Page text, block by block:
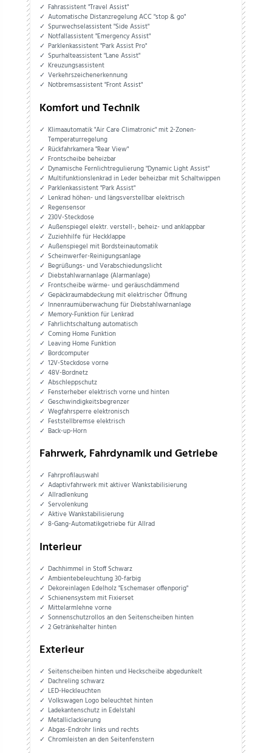
Fahrassistent "Travel Assist"
Automatische Distanzregelung ACC "stop & go"
Spurwechselassistent "Side Assist"
Notfallassistent "Emergency Assist"
Parklenkassistent "Park Assist Pro"
Spurhalteassistent "Lane Assist"
Kreuzungsassistent
Verkehrszeichenerkennung
Notbremsassistent "Front Assist"
Komfort und Technik
Klimaautomatik "Air Care Climatronic" mit 2-Zonen-
Temperaturregelung
Rückfahrkamera "Rear View"
Frontscheibe beheizbar
Dynamische Fernlichtregulierung "Dynamic Light Assist"
Multifunktionslenkrad in Leder beheizbar mit Schaltwippen
Parklenkassistent "Park Assist"
Lenkrad höhen- und längsverstellbar elektrisch
Regensensor
230V-Steckdose
Außenspiegel elektr. verstell-, beheiz- und anklappbar
Zuziehhilfe für Heckklappe
Außenspiegel mit Bordsteinautomatik
Scheinwerfer-Reinigungsanlage
Begrüßungs- und Verabschiedungslicht
Diebstahlwarnanlage (Alarmanlage)
Frontscheibe wärme- und geräuschdämmend
Gepäckraumabdeckung mit elektrischer Öffnung
Innenraumüberwachung für Diebstahlwarnanlage
Memory-Funktion für Lenkrad
Fahrlichtschaltung automatisch
Coming Home Funktion
Leaving Home Funktion
Bordcomputer
12V-Steckdose vorne
48V-Bordnetz
Abschleppschutz
Fensterheber elektrisch vorne und hinten
Geschwindigkeitsbegrenzer
Wegfahrsperre elektronisch
Feststellbremse elektrisch
Back-up-Horn
Fahrwerk, Fahrdynamik und Getriebe
Fahrprofilauswahl
Adaptivfahrwerk mit aktiver Wankstabilisierung
Allradlenkung
Servolenkung
Aktive Wankstabilisierung
8-Gang-Automatikgetriebe für Allrad
Interieur
Dachhimmel in Stoff Schwarz
Ambientebeleuchtung 30-farbig
Dekoreinlagen Edelholz "Eschemaser offenporig"
Schienensystem mit Fixierset
Mittelarmlehne vorne
Sonnenschutzrollos an den Seitenscheiben hinten
2 Getränkehalter hinten
Exterieur
Seitenscheiben hinten und Heckscheibe abgedunkelt
Dachreling schwarz
LED-Heckleuchten
Volkswagen Logo beleuchtet hinten
Ladekantenschutz in Edelstahl
Metalliclackierung
Abgas-Endrohr links und rechts
Chromleisten an den Seitenfenstern